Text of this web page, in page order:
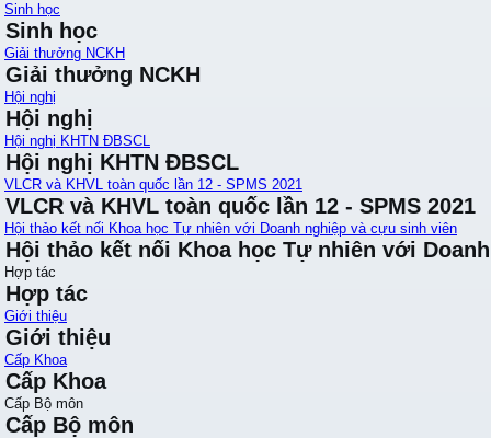
Sinh học
Sinh học
Giải thưởng NCKH
Giải thưởng NCKH
Hội nghị
Hội nghị
Hội nghị KHTN ĐBSCL
Hội nghị KHTN ĐBSCL
VLCR và KHVL toàn quốc lần 12 - SPMS 2021
VLCR và KHVL toàn quốc lần 12 - SPMS 2021
Hội thảo kết nối Khoa học Tự nhiên với Doanh nghiệp và cựu sinh viên
Hội thảo kết nối Khoa học Tự nhiên với
Hợp tác
Hợp tác
Giới thiệu
Giới thiệu
Cấp Khoa
Cấp Khoa
Cấp Bộ môn
Cấp Bộ môn